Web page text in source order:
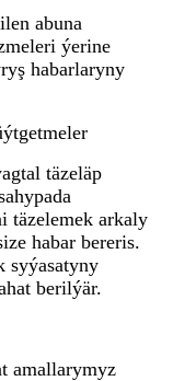
abuna
ýerine
habarlaryny
täzeläp
täzelemek arkaly
habar bereris.
syýasatyny
berilýär.
amallarymyz